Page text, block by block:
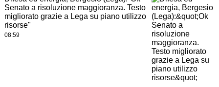
Senato a risoluzione maggioranza. Testo
migliorato grazie a Lega su piano utilizzo
risorse"
08:59